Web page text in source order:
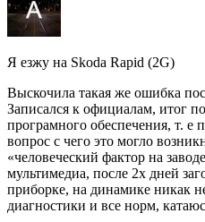
Я езжу на Skoda Rapid (2G)
Выскочила такая же ошибка
Записался к официалам, итог
програмного обеспечения, т. е
вопрос с чего это могло
«человеческий фактор на
мультимедиа, после 2х дней
приборке, на динамике никак
диагностики и все норм,